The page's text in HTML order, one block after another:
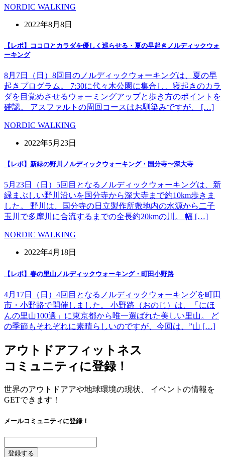
NORDIC WALKING
2022年8月8日
【レポ】ココロとカラダを優しく巡らせる・夏の早起きノルディックウォ
ーキング
8月7日（日）8回目のノルディックウォーキングは、夏の早
起きプログラム。 7:30に代々木公園に集合し、寝起きのカラ
ダを目覚めさせるウォーミングアップと歩き方のポイントを
確認。 アスファルトの周回コースはお馴染みですが、 […]
NORDIC WALKING
2022年5月23日
【レポ】新緑の野川ノルディックウォーキング・国分寺〜深大寺
5月23日（日）5回目となるノルディックウォーキングは、新
緑まぶしい野川沿いを国分寺から深大寺まで約10km歩きま
した。 野川は、国分寺の日立製作所敷地内の水源から二子
玉川で多摩川に合流するまでの全長約20kmの川。 幅 […]
NORDIC WALKING
2022年4月18日
【レポ】春の里山ノルディックウォーキング・町田小野路
4月17日（日）4回目となるノルディックウォーキングを町田
市・小野路で開催しました。 小野路（おのじ）は、「にほ
んの里山100選」に東京都から唯一選ばれた美しい里山。 ど
の季節もそれぞれに素晴らしいのですが、今回は、”山 […]
アウトドアフィットネス
コミュニティに登録！
世界のアウトドアアや地球環境の現状、 イベントの情報を
GETできます！
メールコミュニティに登録！